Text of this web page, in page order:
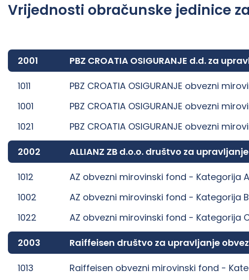
Vrijednosti obračunske jedinice za
2001 PBZ CROATIA OSIGURANJE d.d. za
1011 PBZ CROATIA OSIGURANJE obvezni
1001
PBZ CROATIA OSIGURANJE obvezni
1021
PBZ CROATIA OSIGURANJE obvezni
2002 ALLIANZ ZB d.o.o. društvo za
1012 AZ obvezni mirovinski fond - Kategorija A
1002
AZ obvezni mirovinski fond - Kategorija B
1022
AZ obvezni mirovinski fond - Kategorija
2003 Raiffeisen društvo za upravljanje
1013 Raiffeisen obvezni mirovinski fond -